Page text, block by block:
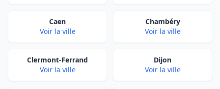
Caen
Voir la ville
Chambéry
Voir la ville
Clermont-Ferrand
Voir la ville
Dijon
Voir la ville